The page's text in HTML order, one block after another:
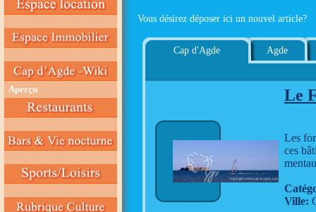
Aperçu
Vous désirez déposer ici un nouvel article?
Cap d'Agde Agde
Le
Les
ces
Ville: